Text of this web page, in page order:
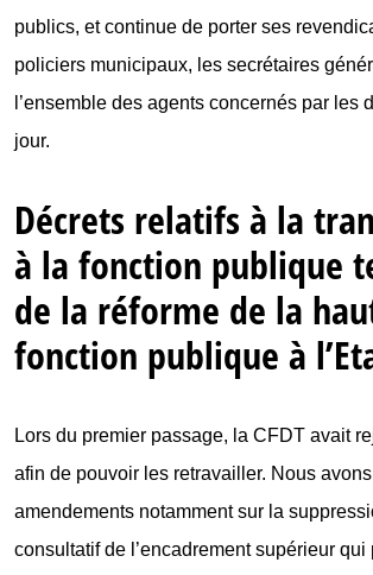
publics, et continue de porter ses
policiers municipaux, les secrétaires
l’ensemble des agents concernés par les
jour.
Décrets relatifs à la
à la fonction publique
de la réforme de la
fonction publique à
Lors du premier passage, la CFDT avait
afin de pouvoir les retravailler. Nous
amendements notamment sur la
consultatif de l’encadrement supérieur qui